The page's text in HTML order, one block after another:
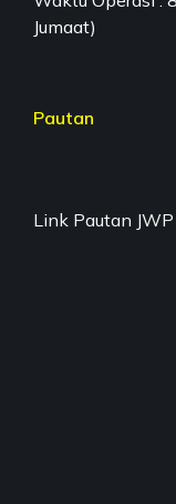
Jumaat)
Pautan
Link Pautan